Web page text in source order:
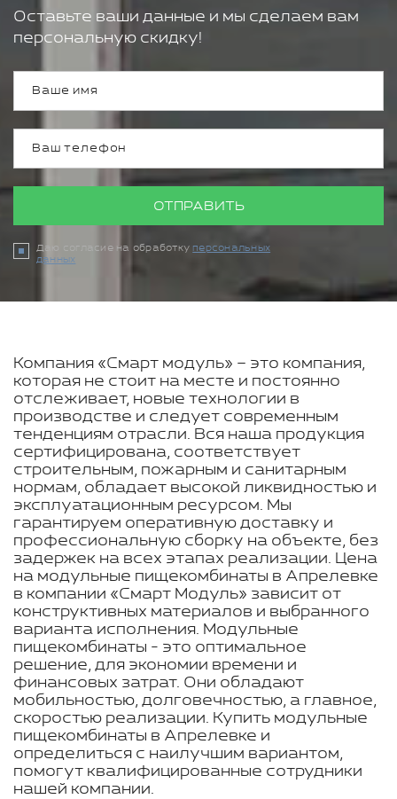
Оставьте ваши данные и мы сделаем вам
персональную скидку!
ОТПРАВИТЬ
Даю согласие на обработку персональных
данных
Компания «Смарт модуль» – это компания,
которая не стоит на месте и постоянно
отслеживает, новые технологии в
производстве и следует современным
тенденциям отрасли. Вся наша продукция
сертифицирована, соответствует
строительным, пожарным и санитарным
нормам, обладает высокой ликвидностью и
эксплуатационным ресурсом. Мы
гарантируем оперативную доставку и
профессиональную сборку на объекте, без
задержек на всех этапах реализации. Цена
на модульные пищекомбинаты в Апрелевке
в компании «Смарт Модуль» зависит от
конструктивных материалов и выбранного
варианта исполнения. Модульные
пищекомбинаты - это оптимальное
решение, для экономии времени и
финансовых затрат. Они обладают
мобильностью, долговечностью, а главное,
скоростью реализации. Купить модульные
пищекомбинаты в Апрелевке и
определиться с наилучшим вариантом,
помогут квалифицированные сотрудники
нашей компании.